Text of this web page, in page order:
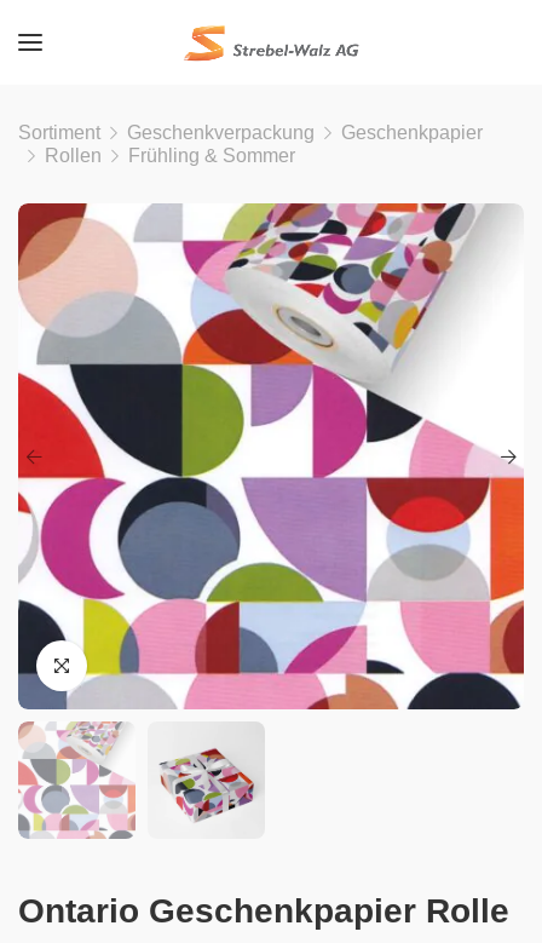
Sortiment Geschenkverpackung
Geschenkpapier
Rollen
Frühling & Sommer
Ontario Geschenkpapier Rolle